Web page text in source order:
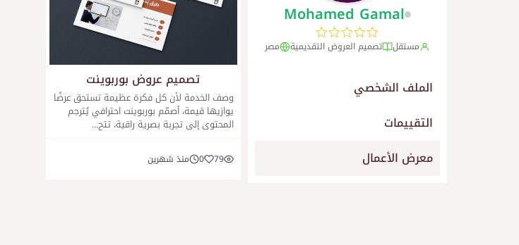
Mohamed Gamal
مستقل تصميم العروض التقديمية مصر
الملف الشخصي
التقييمات
معرض الأعمال
تصميم عروض بوربوينت
وصف الخدمة لأن كل فكرة عظيمة تستحق عرضًا
يوازيها قيمة، أصمّم بوربوينت احترافي يُترجم
المحتوى إلى تجربة بصرية راقية، تتح...
79
0 منذ شهرين